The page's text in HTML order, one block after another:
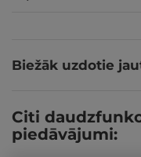
Biežāk uzdotie
Citi
piedāvājumi: